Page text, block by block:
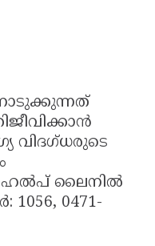
വിദഗ്ധരുടെ
ഹെൽപ് ലൈനിൽ
1056, 0471-